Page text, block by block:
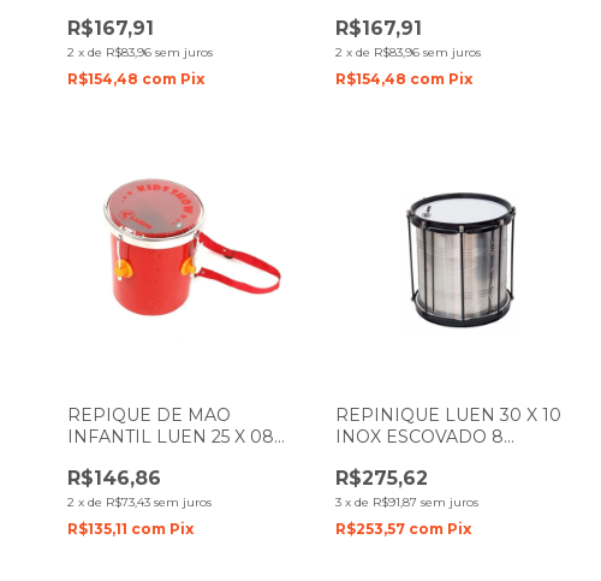
R$167,91
2 xde R$83,96 sem juros
R$154,48 com Pix
R$167,91
2 x de R$83,96 sem juros
R$154,48 com Pix
REPIQUE DE MAO
INFANTIL LUEN 25 X 08
PELE TRANSPARENTE
R$146,86
2 xde R$73,43 sem juros
R$135,11 com Pix
REPINIQUE LUEN 30 X 10
INOX ESCOVADO 8
R$275,62
3 x de R$91,87 sem juros
R$253,57 com Pix